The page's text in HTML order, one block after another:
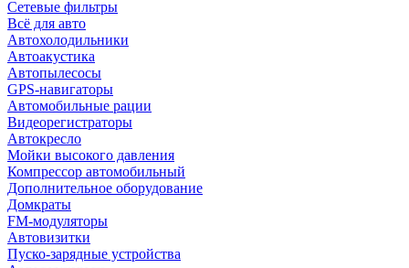
Сетевые фильтры
Всё для авто
Автохолодильники
Автоакустика
Автопылесосы
GPS-навигаторы
Автомобильные рации
Видеорегистраторы
Автокресло
Мойки высокого давления
Компрессор автомобильный
Дополнительное оборудование
Домкраты
FM-модуляторы
Автовизитки
Пуско-зарядные устройства